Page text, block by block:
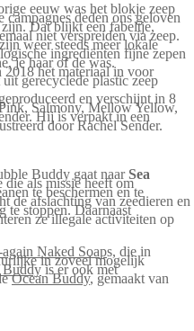
eeuw was het blokje zeep
deden ons geloven
Dat blijkt een fabeltje,
niet verspreiden via zeep.
weer steeds meer lokale
ingrediënten fijne zepen
je haar of de was.
het materiaal in voor
gerecyclede plastic zeep
en verschijnt in 8
Salmony, Mellow Yellow,
Hij is verpakt in een
door Rachel Sender.
Buddy gaat naar Sea
die als missie heeft om
te beschermen en te
de afslachting van zeedieren en
te stoppen. Daarnaast
ze illegale activiteiten op
Naked Soaps, die in
in zoveel mogelijk
Buddyis er ook met
Ocean Buddy, gemaakt van